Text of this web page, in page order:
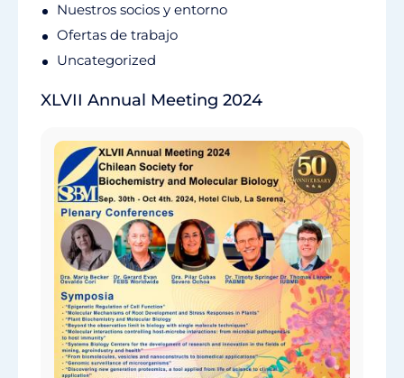
Nuestros socios y entorno
Ofertas de trabajo
Uncategorized
XLVII Annual Meeting 2024